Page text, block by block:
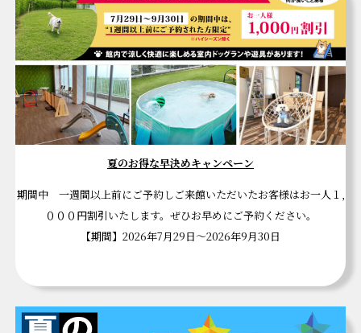
夏のお得な早決めキャンペーン
期間中 一週間以上前にご予約しご来館いただいたお客様はお一人１,
０００円割引いたします。ぜひお早めにご予約ください。
【期間】2026年7月29日～2026年9月30日